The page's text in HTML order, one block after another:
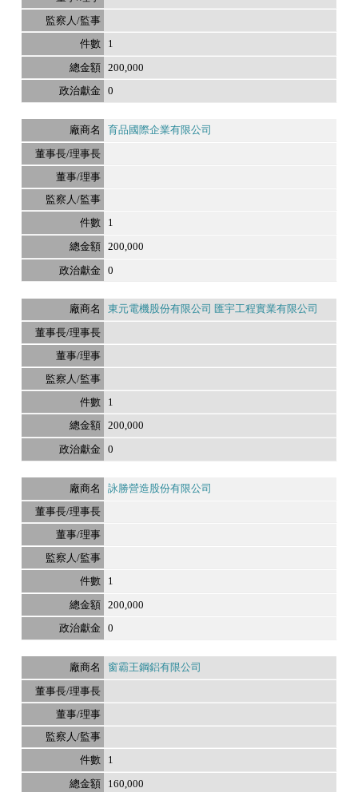
1
200,000
0
育品國際企業有限公司
1
200,000
0
東元電機股份有限公司 匯宇工程實業有限公司
1
200,000
0
詠勝營造股份有限公司
1
200,000
0
窗霸王鋼鋁有限公司
1
160,000